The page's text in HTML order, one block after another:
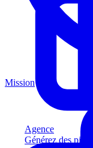
Agence
Générez des
Mission